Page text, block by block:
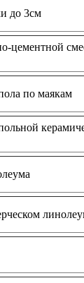
до 3см
цементной
по маякам